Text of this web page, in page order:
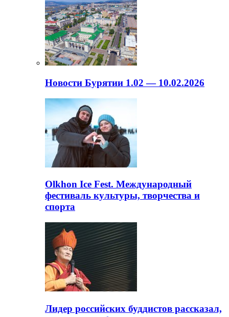
Новости Бурятии 1.02 — 10.02.2026
Olkhon Ice Fest. Международный
фестиваль культуры, творчества и
спорта
Лидер российских буддистов рассказал,